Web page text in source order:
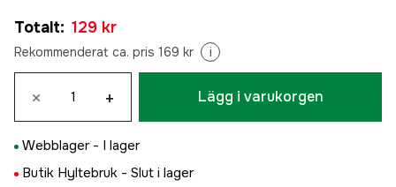
Totalt: 129 kr
Rekommenderat ca. pris 169 kr i
× + Lägg i varukorgen
Webblager - I lager
Butik Hyltebruk - Slut i lager